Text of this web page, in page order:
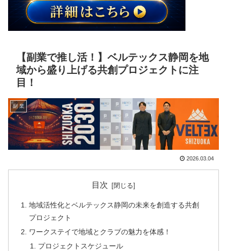
【副業で推し活！】ベルテックス静岡を地
域から盛り上げる共創プロジェクトに注
目！
副 業
2026.03.04
目次
地域活性化とベルテックス静岡の未来を創造する共創
プロジェクト
ワークステイで地域とクラブの魅力を体感！
プロジェクトスケジュール